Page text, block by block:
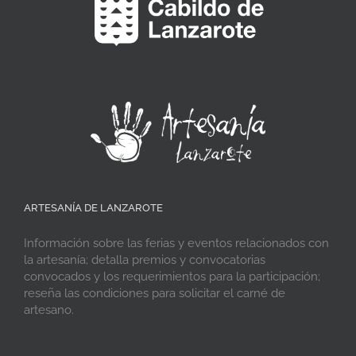
ARTESANÍA DE LANZAROTE
Información sobre las ferias y eventos relacionados con
la artesanía; detalla premios y convocatorias
convocados y los requerimientos para la participación;
reseña las condiciones para solicitar el carné de
artesano.